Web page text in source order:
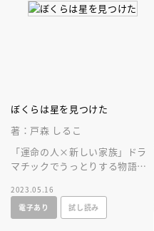
ぼくらは星を見つけた
著：戸森 しるこ
「運命の人×新しい家族」ドラ
マチックでうっとりする物語。
かれる。野間児童文芸賞受賞作
家の意欲作。
2023.05.16
電子あり
試し読み